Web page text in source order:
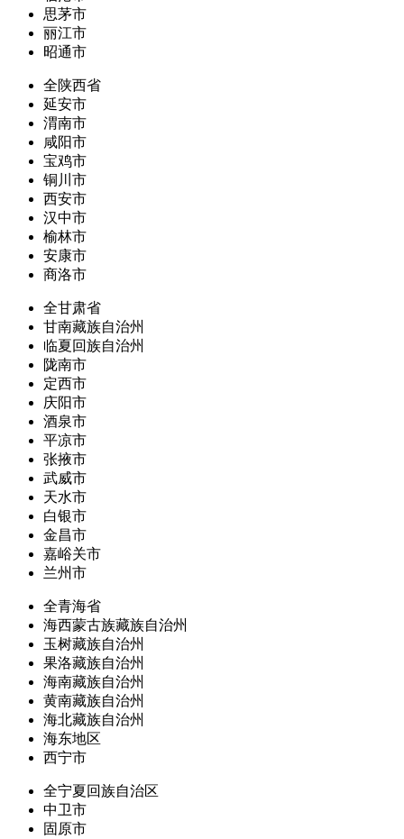
思茅市
丽江市
昭通市
全陕西省
延安市
渭南市
咸阳市
宝鸡市
铜川市
西安市
汉中市
榆林市
安康市
商洛市
全甘肃省
甘南藏族自治州
临夏回族自治州
陇南市
定西市
庆阳市
酒泉市
平凉市
张掖市
武威市
天水市
白银市
金昌市
嘉峪关市
兰州市
全青海省
海西蒙古族藏族自治州
玉树藏族自治州
果洛藏族自治州
海南藏族自治州
黄南藏族自治州
海北藏族自治州
海东地区
西宁市
全宁夏回族自治区
中卫市
固原市